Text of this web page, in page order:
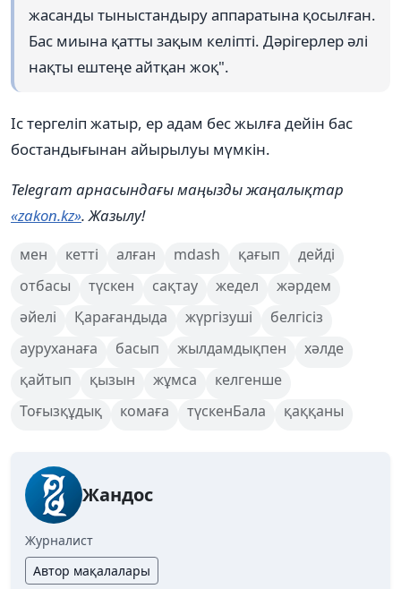
жасанды тыныстандыру аппаратына қосылған.
Бас миына қатты зақым келіпті. Дәрігерлер әлі
нақты ештеңе айтқан жоқ".
Іс тергеліп жатыр, ер адам бес жылға дейін бас
бостандығынан айырылуы мүмкін.
Telegram арнасындағы маңызды жаңалықтар
«zakon.kz». Жазылу!
мен кетті алған mdash қағып
дейді
отбасы
түскен сақтау жедел
жәрдем
әйелі
Қарағандыда жүргізуші
белгісіз
ауруханаға
басып жылдамдықпен
хәлде
қайтып
қызын жұмса
келгенше
Тоғызқұдық
комаға түскенБала қаққаны
Жандос
Журналист
Автор мақалалары